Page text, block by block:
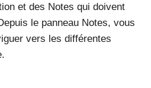
et des Notes qui doivent
le panneau Notes, vous
vers les différentes